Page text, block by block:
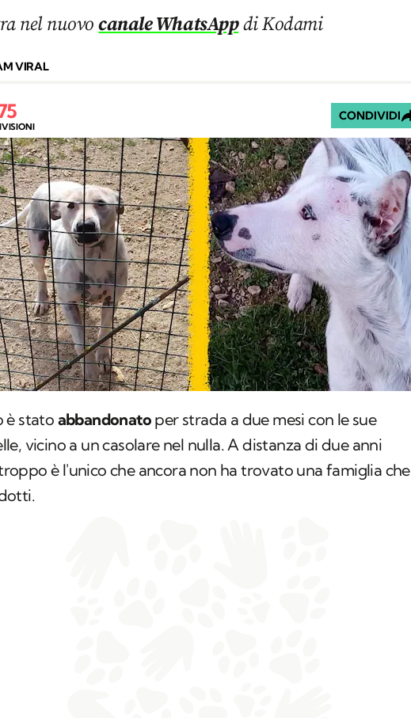
nel nuovocanale WhatsAppdi Kodami
VIRAL
CONDIVIDI
è statoabbandonato per strada a due mesi con le sue
vicino a un casolare nel nulla. A distanza di due anni
è l'unico che ancora non ha trovato una famiglia che